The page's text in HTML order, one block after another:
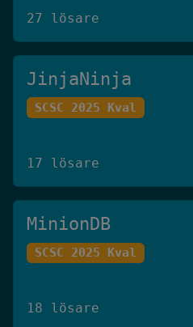
27 lösare
JinjaNinja
SCSC 2025 Kval
17 lösare
MinionDB
SCSC 2025 Kval
18 lösare